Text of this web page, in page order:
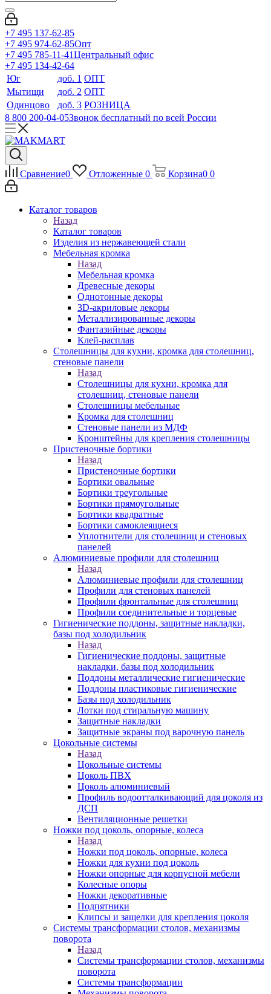
+7 495 137-62-85
+7 495 974-62-85Опт
+7 495 785-11-41Центральный офис
+7 495 134-42-64
Юг
доб. 1 ОПТ
Мытищи
доб. 2 ОПТ
Одинцово
доб. 3 РОЗНИЦА
8 800 200-04-05Звонок бесплатный по всей России
Сравнение0 Отложенные 0 Корзина0 0
Каталог товаров
Назад
Каталог товаров
Изделия из нержавеющей стали
Мебельная кромка
Назад
Мебельная кромка
Древесные декоры
Однотонные декоры
3D-акриловые декоры
Металлизированные декоры
Фантазийные декоры
Клей-расплав
Столешницы для кухни, кромка для столешниц,
стеновые панели
Назад
Столешницы для кухни, кромка для
столешниц, стеновые панели
Столешницы мебельные
Кромка для столешниц
Стеновые панели из МДФ
Кронштейны для крепления столешницы
Пристеночные бортики
Назад
Пристеночные бортики
Бортики овальные
Бортики треугольные
Бортики прямоугольные
Бортики квадратные
Бортики самоклеящиеся
Уплотнители для столешниц и стеновых
панелей
Алюминиевые профили для столешниц
Назад
Алюминиевые профили для столешниц
Профили для стеновых панелей
Профили фронтальные для столешниц
Профили соединительные и торцевые
Гигиенические поддоны, защитные накладки,
базы под холодильник
Назад
Гигиенические поддоны, защитные
накладки, базы под холодильник
Поддоны металлические гигиенические
Поддоны пластиковые гигиенические
Базы под холодильник
Лотки под стиральную машину
Защитные накладки
Защитные экраны под варочную панель
Цокольные системы
Назад
Цокольные системы
Цоколь ПВХ
Цоколь алюминиевый
Профиль водоотталкивающий для цоколя из
ДСП
Вентиляционные решетки
Ножки под цоколь, опорные, колеса
Назад
Ножки под цоколь, опорные, колеса
Ножки для кухни под цоколь
Ножки опорные для корпусной мебели
Колесные опоры
Ножки декоративные
Подпятники
Клипсы и защелки для крепления цоколя
Системы трансформации столов, механизмы
поворота
Назад
Системы трансформации столов, механизмы
поворота
Системы трансформации